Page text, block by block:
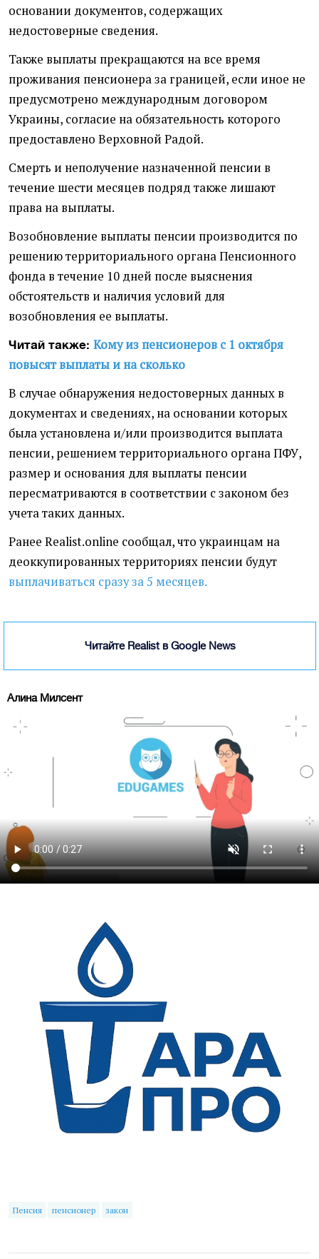
основании документов, содержащих
недостоверные сведения.
Также выплаты прекращаются на все время
проживания пенсионера за границей, если иное не
предусмотрено международным договором
Украины, согласие на обязательность которого
предоставлено Верховной Радой.
Смерть и неполучение назначенной пенсии в
течение шести месяцев подряд также лишают
права на выплаты.
Возобновление выплаты пенсии производится по
решению территориального органа Пенсионного
фонда в течение 10 дней после выяснения
обстоятельств и наличия условий для
возобновления ее выплаты.
Читай также: Кому из пенсионеров с 1 октября
повысят выплаты и на сколько
В случае обнаружения недостоверных данных в
документах и сведениях, на основании которых
была установлена и/или производится выплата
пенсии, решением территориального органа ПФУ,
размер и основания для выплаты пенсии
пересматриваются в соответствии с законом без
учета таких данных.
Ранее Realist.online сообщал, что украинцам на
деоккупированных территориях пенсии будут
выплачиваться сразу за 5 месяцев.
Читайте Realist в Google News
Алина Милсент
Пенсия пенсионер закон